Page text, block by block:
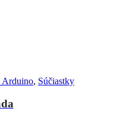
Arduino, Súčiastky